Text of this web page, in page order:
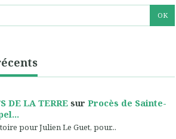
DE LA TERRE sur Procès de Sainte-
pour Julien Le Guet, pour...